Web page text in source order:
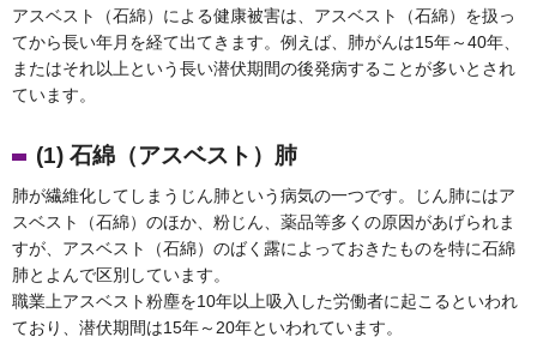
アスベスト（石綿）による健康被害は、アスベスト（石綿）を扱っ
てから長い年月を経て出てきます。例えば、肺がんは15年～40年、
またはそれ以上という長い潜伏期間の後発病することが多いとされ
ています。
(1) 石綿（アスベスト）肺
肺が繊維化してしまうじん肺という病気の一つです。じん肺にはア
スベスト（石綿）のほか、粉じん、薬品等多くの原因があげられま
すが、アスベスト（石綿）のばく露によっておきたものを特に石綿
肺とよんで区別しています。
職業上アスベスト粉塵を10年以上吸入した労働者に起こるといわれ
ており、潜伏期間は15年～20年といわれています。